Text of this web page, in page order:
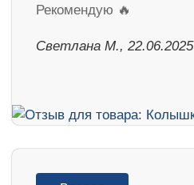
Рекомендую 🔥
Светлана М., 22.06.2025